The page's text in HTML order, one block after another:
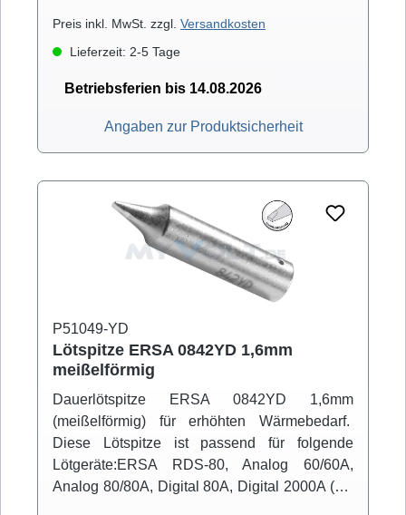
Ergotool)
Preis inkl. MwSt. zzgl. Versandkosten
Lieferzeit: 2-5 Tage
Betriebsferien bis 14.08.2026
Angaben zur Produktsicherheit
P51049-YD
Lötspitze ERSA 0842YD 1,6mm
meißelförmig
Dauerlötspitze ERSA 0842YD 1,6mm
(meißelförmig) für erhöhten Wärmebedarf.
Diese Lötspitze ist passend für folgende
Lötgeräte:ERSA RDS-80, Analog 60/60A,
Analog 80/80A, Digital 80A, Digital 2000A (mit